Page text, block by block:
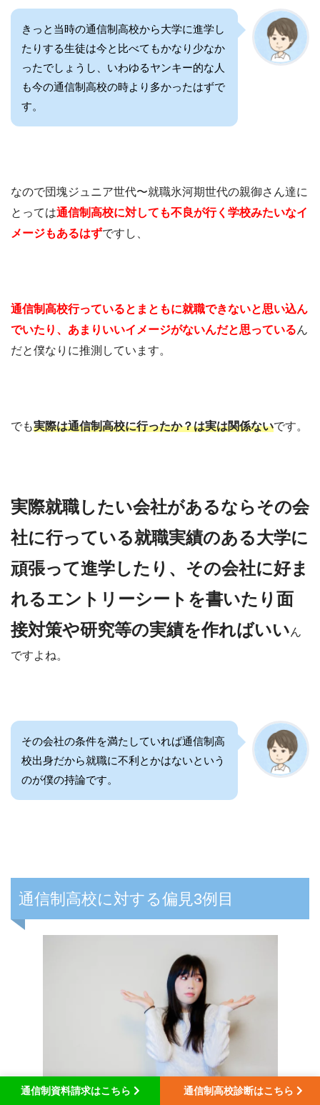
きっと当時の通信制高校から大学に進学し
たりする生徒は今と比べてもかなり少なか
ったでしょうし、いわゆるヤンキー的な人
も今の通信制高校の時より多かったはずで
す。
なので団塊ジュニア世代〜就職氷河期世代の親御さん達に
とっては通信制高校に対しても不良が行く学校みたいなイ
メージもあるはずですし、
通信制高校行っているとまともに就職できないと思い込ん
でいたり、あまりいいイメージがないんだと思っているん
だと僕なりに推測しています。
でも実際は通信制高校に行ったか？は実は関係ないです。
実際就職したい会社があるならその会
社に行っている就職実績のある大学に
頑張って進学したり、その会社に好ま
れるエントリーシートを書いたり面
接対策や研究等の実績を作ればいいん
ですよね。
その会社の条件を満たしていれば通信制高
校出身だから就職に不利とかはないという
のが僕の持論です。
通信制高校に対する偏見3例目
通信制資料請求はこちら 通信制高校診断はこちら